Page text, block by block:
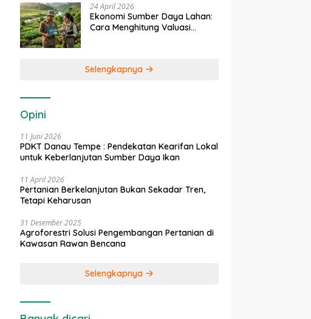
Daya Ikan
24 April 2026
Ekonomi Sumber Daya Lahan:
Cara Menghitung Valuasi
Selengkapnya
Opini
11 Juni 2026
PDKT Danau Tempe : Pendekatan Kearifan Lokal
untuk Keberlanjutan Sumber Daya Ikan
11 April 2026
Pertanian Berkelanjutan Bukan Sekadar Tren,
Tetapi Keharusan
31 Desember 2025
Agroforestri Solusi Pengembangan Pertanian di
Kawasan Rawan Bencana
Selengkapnya